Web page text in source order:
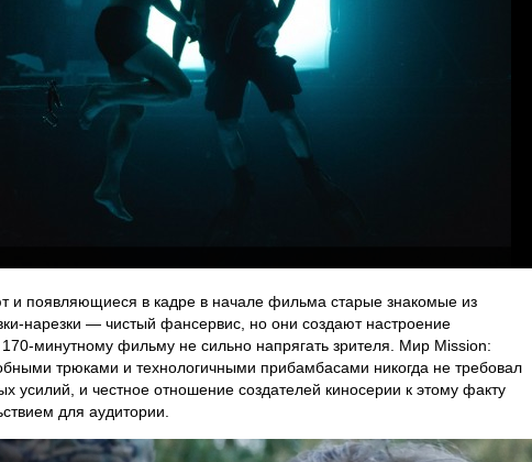
и появляющиеся в кадре в начале фильма старые знакомые из
нарезки — чистый фансервис, но они создают настроение
170-минутному фильму не сильно напрягать зрителя. Мир Mission:
трюками и технологичными прибамбасами никогда не требовал
усилий, и честное отношение создателей киносерии к этому факту
для аудитории.